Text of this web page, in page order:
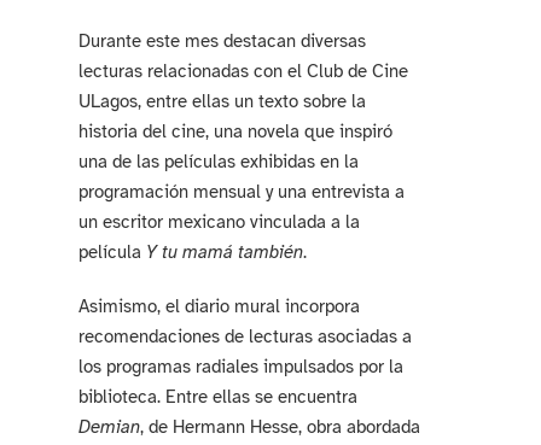
Durante este mes destacan diversas
lecturas relacionadas con el Club de Cine
ULagos, entre ellas un texto sobre la
historia del cine, una novela que inspiró
una de las películas exhibidas en la
programación mensual y una entrevista a
un escritor mexicano vinculada a la
película Y tu mamá también.
Asimismo, el diario mural incorpora
recomendaciones de lecturas asociadas a
los programas radiales impulsados por la
biblioteca. Entre ellas se encuentra
Demian, de Hermann Hesse, obra abordada